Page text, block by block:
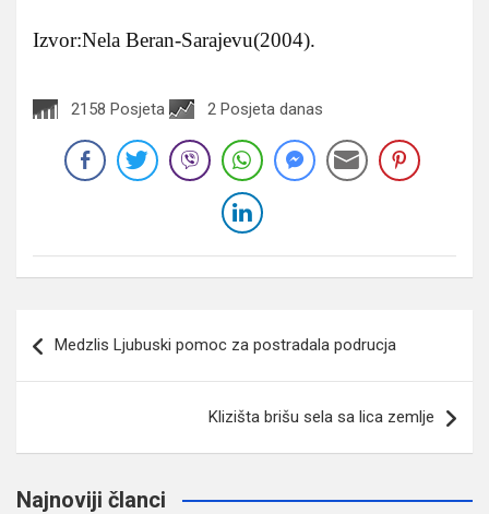
Izvor:Nela Beran-Sarajevu(2004).
2158 Posjeta 2 Posjeta danas
članaka
Medzlis Ljubuski pomoc za postradala podrucja
Klizišta brišu sela sa lica zemlje
Najnoviji članci